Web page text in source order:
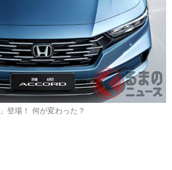
登場！ 何が変わった？